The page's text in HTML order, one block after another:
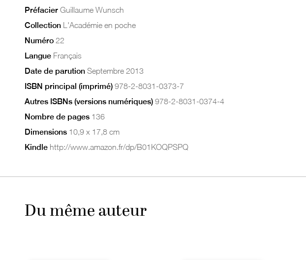
Préfacier Guillaume Wunsch
Collection L'Académie en poche
Numéro 22
Langue Français
Date de parution Septembre 2013
ISBN principal (imprimé) 978-2-8031-0373-7
Autres ISBNs (versions numériques) 978-2-8031-0374-4
Nombre de pages 136
Dimensions 10,9 x 17,8 cm
Kindle http://www.amazon.fr/dp/B01KOQPSPQ
Du même auteur